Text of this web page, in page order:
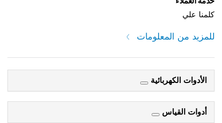
كلمنا علي
للمزيد من المعلومات
الأدوات الكهربائية
أدوات القياس